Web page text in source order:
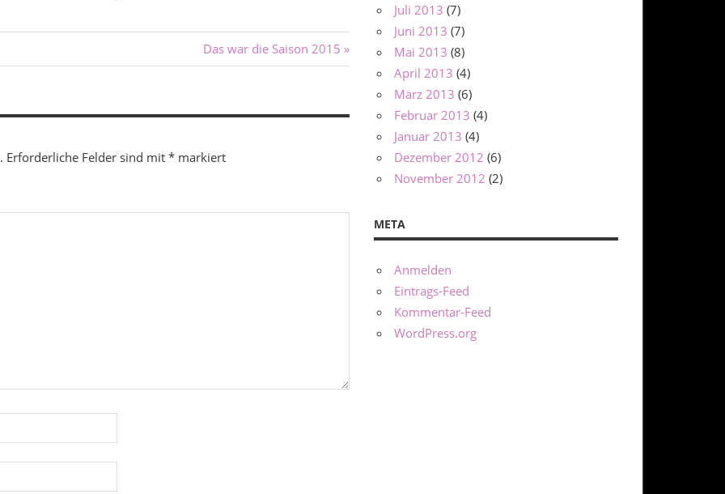
Nächster
Beitrag:
Das war die Saison 2015
Erforderliche Felder sind mit * markiert
Juli 2013 (7)
Juni 2013 (7)
Mai 2013 (8)
April 2013 (4)
März 2013 (6)
Februar 2013 (4)
Januar 2013 (4)
Dezember 2012 (6)
November 2012 (2)
META
Anmelden
Eintrags-Feed
Kommentar-Feed
WordPress.org